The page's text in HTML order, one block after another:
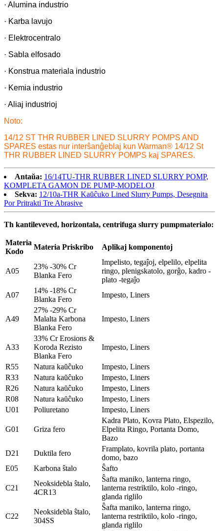
· Alumina industrio
· Karba lavujo
· Elektrocentralo
· Sabla elfosado
· Konstrua materiala industrio
· Kemia industrio
· Aliaj industrioj
Noto:
14/12 ST THR RUBBER LINED SLURRY POMPS AND
SPARES estas nur interŝanĝeblaj kun Warman® 14/12 St
THR RUBBER LINED SLURRY POMPS kaj SPARES.
Antaŭa: 16/14TU-THR RUBBER LINED SLURRY POMP,
KOMPLETA GAMON DE PUMP-MODELOJ
Sekva: 12/10a-THR Kaŭĉuko Lined Slurry Pumps, Desegnita
Por Pritrakti Tre Abrasive
Th kantileveved, horizontala, centrifuga slurry pumpmaterialo:
Materia
Kodo
Materia Priskribo Aplikaj komponentoj
A05
23% -30% Cr
Blanka Fero
Impelisto, tegaĵoj, elpelilo, elpelita
ringo, plenigskatolo, gorĝo, kadro -
plato -tegaĵo
A07
14% -18% Cr
Blanka Fero
Impesto, Liners
A49
27% -29% Cr
Malalta Karbona
Blanka Fero
Impesto, Liners
A33
33% Cr Erosions &
Koroda Rezisto
Blanka Fero
Impesto, Liners
R55 Natura kaŭĉuko
Impesto, Liners
R33
Natura kaŭĉuko
Impesto, Liners
R26
Natura kaŭĉuko
Impesto, Liners
R08
Natura kaŭĉuko
Impesto, Liners
U01
Poliuretano Impesto, Liners
G01 Griza fero
Kadra Plato, Kovra Plato, Elspezilo,
Elpelita Ringo, Portanta Domo,
Bazo
D21
Duktila fero
Framplato, kovrila plato, portanta
domo, bazo
E05
Karbona ŝtalo Ŝafto
C21
Neoksidebla ŝtalo,
4CR13
Ŝafta maniko, lanterna ringo,
lanterna restriktilo, kolo -ringo,
glanda riglilo
C22
Neoksidebla ŝtalo,
304SS
Ŝafta maniko, lanterna ringo,
lanterna restriktilo, kolo -ringo,
glanda riglilo